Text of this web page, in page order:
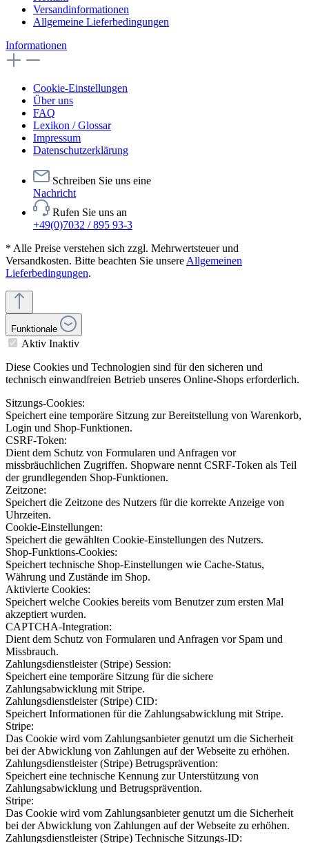
Versandinformationen
Allgemeine Lieferbedingungen
Informationen
Cookie-Einstellungen
Über uns
FAQ
Lexikon / Glossar
Impressum
Datenschutzerklärung
Schreiben Sie uns eine
Nachricht
Rufen Sie uns an
+49(0)7032 / 895 93-3
* Alle Preise verstehen sich zzgl. Mehrwertsteuer und
Versandkosten. Bitte beachten Sie unsere Allgemeinen
Lieferbedingungen.
Funktionale
Aktiv Inaktiv
Diese Cookies und Technologien sind für den sicheren und
technisch einwandfreien Betrieb unseres Online-Shops erforderlich.
Sitzungs-Cookies:
Speichert eine temporäre Sitzung zur Bereitstellung von Warenkorb,
Login und Shop-Funktionen.
CSRF-Token:
Dient dem Schutz von Formularen und Anfragen vor
missbräuchlichen Zugriffen. Shopware nennt CSRF-Token als Teil
der grundlegenden Shop-Funktionen.
Zeitzone:
Speichert die Zeitzone des Nutzers für die korrekte Anzeige von
Uhrzeiten.
Cookie-Einstellungen:
Speichert die gewählten Cookie-Einstellungen des Nutzers.
Shop-Funktions-Cookies:
Speichert technische Shop-Einstellungen wie Cache-Status,
Währung und Zustände im Shop.
Aktivierte Cookies:
Speichert welche Cookies bereits vom Benutzer zum ersten Mal
akzeptiert wurden.
CAPTCHA-Integration:
Dient dem Schutz von Formularen und Anfragen vor Spam und
Missbrauch.
Zahlungsdienstleister (Stripe) Session:
Speichert eine temporäre Sitzung für die sichere
Zahlungsabwicklung mit Stripe.
Zahlungsdienstleister (Stripe) CID:
Speichert Informationen für die Zahlungsabwicklung mit Stripe.
Stripe:
Das Cookie wird vom Zahlungsanbieter genutzt um die Sicherheit
bei der Abwicklung von Zahlungen auf der Webseite zu erhöhen.
Zahlungsdienstleister (Stripe) Betrugsprävention:
Speichert eine technische Kennung zur Unterstützung von
Zahlungsabwicklung und Betrugsprävention.
Stripe:
Das Cookie wird vom Zahlungsanbieter genutzt um die Sicherheit
bei der Abwicklung von Zahlungen auf der Webseite zu erhöhen.
Zahlungsdienstleister (Stripe) Technische Sitzungs-ID: